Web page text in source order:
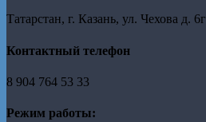
Татарстан, г. Казань, ул. Чехова д. 6г
Контактный телефон
8 904 764 53 33
Режим работы: